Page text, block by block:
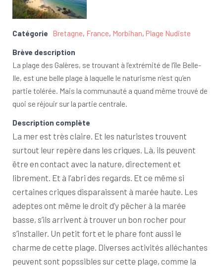
Catégorie Bretagne, France, Morbihan, Plage Nudiste
Brève description
La plage des Galères, se trouvant à l’extrémité de l’île Belle-
Ile, est une belle plage à laquelle le naturisme n’est qu’en
partie tolérée. Mais la communauté a quand même trouvé de
quoi se réjouir sur la partie centrale.
Description complète
La mer est très claire. Et les naturistes trouvent
surtout leur repère dans les criques. Là, ils peuvent
être en contact avec la nature, directement et
librement. Et à l’abri des regards. Et ce même si
certaines criques disparaissent à marée haute. Les
adeptes ont même le droit d’y pêcher à la marée
basse, s’ils arrivent à trouver un bon rocher pour
s’installer. Un petit fort et le phare font aussi le
charme de cette plage. Diverses activités alléchantes
peuvent sont popssibles sur cette plage, comme la